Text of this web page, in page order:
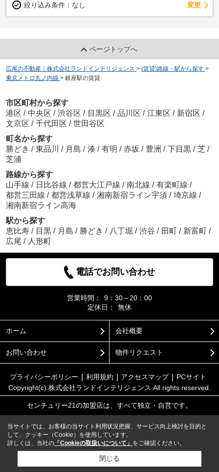
絞り込み条件： なし 変更
ページトップへ
広尾の不動産｜株式会社ランドインテリジェンス > (賃貸)路線・駅から探す >
東京メトロ丸ノ内線 > 銀座駅の賃貸
市区町村から探す
港区 / 中央区 / 渋谷区 / 目黒区 / 品川区 / 江東区 / 新宿区 /
文京区 / 千代田区 / 世田谷区
町名から探す
勝どき / 東品川 / 月島 / 湊 / 有明 / 赤坂 / 豊洲 / 下目黒 / 芝 /
芝浦
路線から探す
山手線 / 日比谷線 / 都営大江戸線 / 南北線 / 有楽町線 /
都営三田線 / 都営浅草線 / 湘南新宿ライン宇須 / 埼京線 /
湘南新宿ライン高海
駅から探す
恵比寿 / 目黒 / 月島 / 勝どき / 八丁堀 / 渋谷 / 田町 / 新富町 /
広尾 / 人形町
電話でお問い合わせ
営業時間：
9：30～20：00
定休日：
無休
ホーム 会社概要
お問い合わせ 物件リクエスト
プライバシーポリシー 利用規約 アクセスマップ
PCサイト
Copyright(c) 株式会社ランドインテリジェンス All rights reserved.
センチュリー21の加盟店は、すべて独立・自営です。
当サイトでは、お客様の当サイト利用状況把握、サービス向上検討を目的と
して、クッキー（Cookie）を使用しています。
詳しくは、当社の 「Cookieの取扱いについて」 をご確認ください。
閉じる